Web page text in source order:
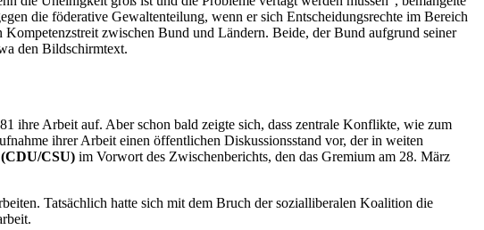
die föderative Gewaltenteilung, wenn er sich Entscheidungsrechte im Bereich
zwischen Bund und Ländern. Beide, der Bund aufgrund seiner
den Bildschirmtext.
ihre Arbeit auf. Aber schon bald zeigte sich, dass zentrale Konflikte, wie zum
ihrer Arbeit einen öffentlichen Diskussionsstand vor, der in weiten
CSU) im Vorwort des Zwischenberichts, den das Gremium am 28. März
Tatsächlich hatte sich mit dem Bruch der sozialliberalen Koalition die